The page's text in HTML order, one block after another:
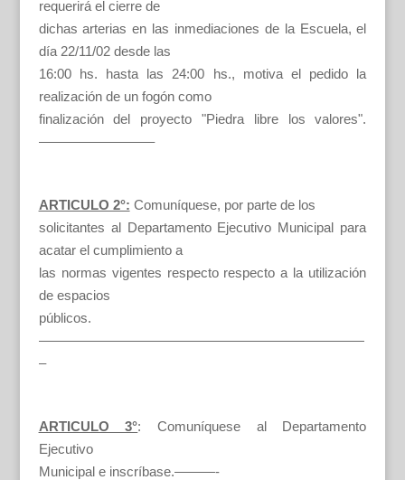
requerirá el cierre de
dichas arterias en las inmediaciones de la Escuela, el
día 22/11/02 desde las
16:00 hs. hasta las 24:00 hs., motiva el pedido la
realización de un fogón como
finalización del proyecto "Piedra libre los valores".
————————–
ARTICULO 2°: Comuníquese, por parte de los
solicitantes al Departamento Ejecutivo Municipal para
acatar el cumplimiento a
las normas vigentes respecto respecto a la utilización
de espacios
públicos.
————————————————————————
–
ARTICULO 3°: Comuníquese al Departamento
Ejecutivo
Municipal e inscríbase.———-